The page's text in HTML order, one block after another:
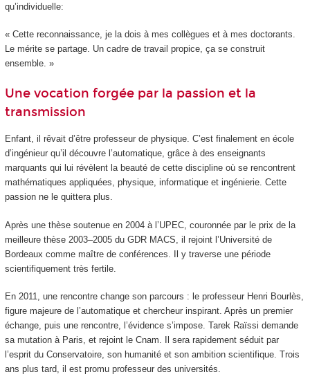
qu’individuelle:
« Cette reconnaissance, je la dois à mes collègues et à mes doctorants.
Le mérite se partage. Un cadre de travail propice, ça se construit
ensemble. »
Une vocation forgée par la passion et la
transmission
Enfant, il rêvait d’être professeur de physique. C’est finalement en école
d’ingénieur qu’il découvre l’automatique, grâce à des enseignants
marquants qui lui révèlent la beauté de cette discipline où se rencontrent
mathématiques appliquées, physique, informatique et ingénierie. Cette
passion ne le quittera plus.
Après une thèse soutenue en 2004 à l’UPEC, couronnée par le prix de la
meilleure thèse 2003–2005 du GDR MACS, il rejoint l’Université de
Bordeaux comme maître de conférences. Il y traverse une période
scientifiquement très fertile.
En 2011, une rencontre change son parcours : le professeur Henri Bourlès,
figure majeure de l’automatique et chercheur inspirant. Après un premier
échange, puis une rencontre, l’évidence s’impose. Tarek Raïssi demande
sa mutation à Paris, et rejoint le Cnam. Il sera rapidement séduit par
l’esprit du Conservatoire, son humanité et son ambition scientifique. Trois
ans plus tard, il est promu professeur des universités.